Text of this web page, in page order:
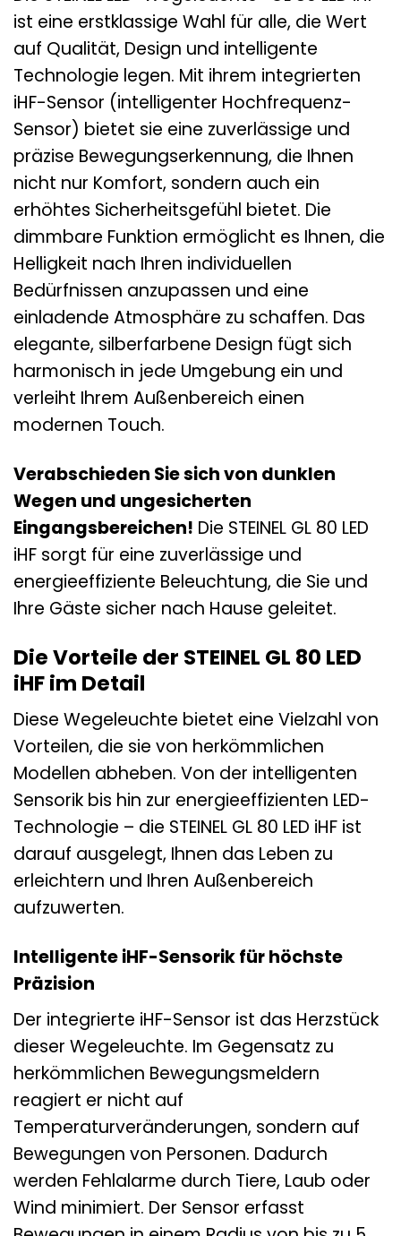
ist eine erstklassige Wahl für alle, die Wert
auf Qualität, Design und intelligente
Technologie legen. Mit ihrem integrierten
iHF-Sensor (intelligenter Hochfrequenz-
Sensor) bietet sie eine zuverlässige und
präzise Bewegungserkennung, die Ihnen
nicht nur Komfort, sondern auch ein
erhöhtes Sicherheitsgefühl bietet. Die
dimmbare Funktion ermöglicht es Ihnen, die
Helligkeit nach Ihren individuellen
Bedürfnissen anzupassen und eine
einladende Atmosphäre zu schaffen. Das
elegante, silberfarbene Design fügt sich
harmonisch in jede Umgebung ein und
verleiht Ihrem Außenbereich einen
modernen Touch.
Verabschieden Sie sich von dunklen
Wegen und ungesicherten
Eingangsbereichen! Die STEINEL GL 80 LED
iHF sorgt für eine zuverlässige und
energieeffiziente Beleuchtung, die Sie und
Ihre Gäste sicher nach Hause geleitet.
Die Vorteile der STEINEL GL 80 LED
iHF im Detail
Diese Wegeleuchte bietet eine Vielzahl von
Vorteilen, die sie von herkömmlichen
Modellen abheben. Von der intelligenten
Sensorik bis hin zur energieeffizienten LED-
Technologie – die STEINEL GL 80 LED iHF ist
darauf ausgelegt, Ihnen das Leben zu
erleichtern und Ihren Außenbereich
aufzuwerten.
Intelligente iHF-Sensorik für höchste
Präzision
Der integrierte iHF-Sensor ist das Herzstück
dieser Wegeleuchte. Im Gegensatz zu
herkömmlichen Bewegungsmeldern
reagiert er nicht auf
Temperaturveränderungen, sondern auf
Bewegungen von Personen. Dadurch
werden Fehlalarme durch Tiere, Laub oder
Wind minimiert. Der Sensor erfasst